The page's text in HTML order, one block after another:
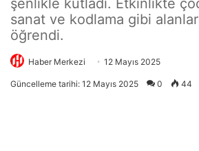
şenlikle kutladı. Etkinlikte
sanat ve kodlama gibi
öğrendi.
Haber Merkezi 12 Mayıs 2025
Güncelleme tarihi: 12 Mayıs 2025 0 44